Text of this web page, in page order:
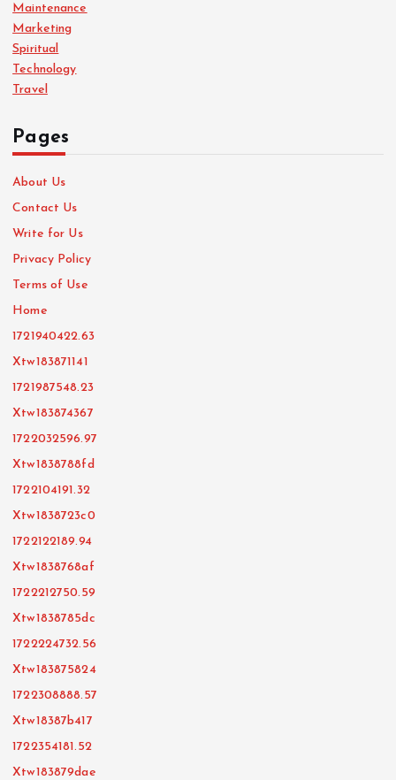
Maintenance
Marketing
Spiritual
Technology
Travel
Pages
About Us
Contact Us
Write for Us
Privacy Policy
Terms of Use
Home
1721940422.63
Xtw183871141
1721987548.23
Xtw183874367
1722032596.97
Xtw1838788fd
1722104191.32
Xtw1838723c0
1722122189.94
Xtw1838768af
1722212750.59
Xtw1838785dc
1722224732.56
Xtw183875824
1722308888.57
Xtw18387b417
1722354181.52
Xtw183879dae